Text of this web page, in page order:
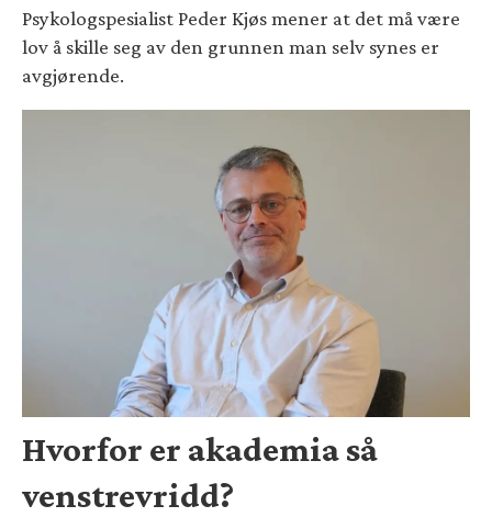
Psykologspesialist Peder Kjøs mener at det må være
lov å skille seg av den grunnen man selv synes er
avgjørende.
Hvorfor er akademia så
venstrevridd?